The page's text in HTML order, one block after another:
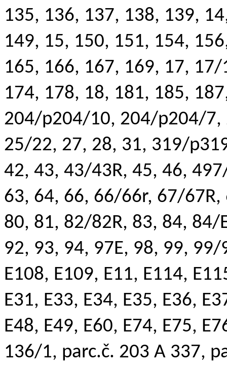
135, 136, 137, 138, 139,
149, 15, 150, 151, 154,
165, 166, 167, 169, 17,
174, 178, 18, 181, 185,
204/p204/10, 204/p204/7,
25/22, 27, 28, 31, 319/
42, 43, 43/43R, 45, 46,
63, 64, 66, 66/66r, 67/
80, 81, 82/82R, 83, 84, 84/
92, 93, 94, 97E, 98, 99, 99/
E108, E109, E11, E114,
E31, E33, E34, E35, E36,
E48, E49, E60, E74, E75,
136/1, parc.č. 203 A 337,